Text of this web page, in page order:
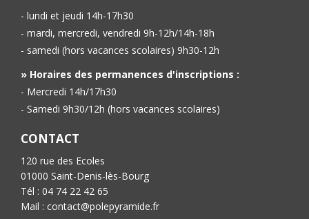
- lundi et jeudi 14h-17h30
- mardi, mercredi, vendredi 9h-12h/14h-18h
- samedi (hors vacances scolaires) 9h30-12h
» Horaires des permanences d'inscriptions :
- Mercredi 14h/17h30
- Samedi 9h30/12h (hors vacances scolaires)
CONTACT
120 rue des Ecoles
01000 Saint-Denis-lès-Bourg
Tél : 04 74 22 42 65
Mail : contact@polepyramide.fr